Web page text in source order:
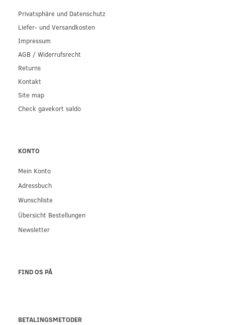
Privatsphäre und Datenschutz
Liefer- und Versandkosten
Impressum
AGB / Widerrufsrecht
Returns
Kontakt
Site map
Check gavekort saldo
KONTO
Mein Konto
Adressbuch
Wunschliste
Übersicht Bestellungen
Newsletter
FIND OS PÅ
BETALINGSMETODER